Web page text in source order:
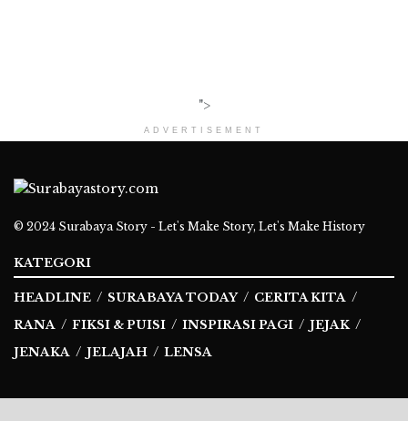
">
ADVERTISEMENT
© 2024 Surabaya Story - Let's Make Story, Let's Make History
KATEGORI
HEADLINE SURABAYA TODAY
CERITA KITA
RANA
FIKSI & PUISI INSPIRASI PAGI
JEJAK
JENAKA
JELAJAH LENSA